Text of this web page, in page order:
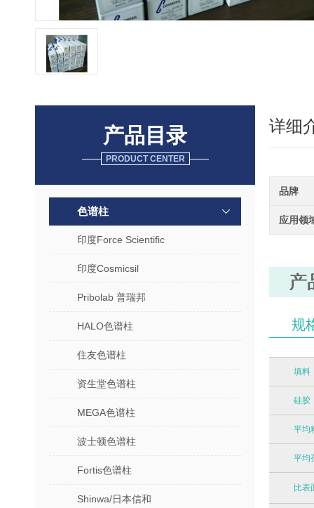
产品目录
PRODUCT CENTER
色谱柱
印度Force Scientific
印度Cosmicsil
Pribolab 普瑞邦
HALO色谱柱
住友色谱柱
资生堂色谱柱
MEGA色谱柱
波士顿色谱柱
Fortis色谱柱
Shinwa/日本信和
详细
品牌
应用领
产
规
填料
硅胶
平均
平均
比表